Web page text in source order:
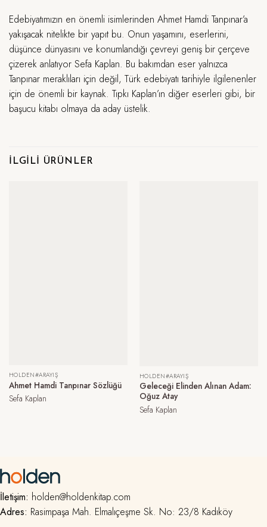
Edebiyatımızın en önemli isimlerinden Ahmet Hamdi Tanpınar’a
yakışacak nitelikte bir yapıt bu. Onun yaşamını, eserlerini,
düşünce dünyasını ve konumlandığı çevreyi geniş bir çerçeve
çizerek anlatıyor Sefa Kaplan. Bu bakımdan eser yalnızca
Tanpınar meraklıları için değil, Türk edebiyatı tarihiyle ilgilenenler
için de önemli bir kaynak. Tıpkı Kaplan’ın diğer eserleri gibi, bir
başucu kitabı olmaya da aday üstelik.
İLGILI ÜRÜNLER
HOLDEN#ARAYIŞ
Ahmet Hamdi Tanpınar Sözlüğü
Sefa Kaplan
HOLDEN#ARAYIŞ
Geleceği Elinden Alınan Adam:
Oğuz Atay
Sefa Kaplan
İletişim: holden@holdenkitap.com
Adres: Rasimpaşa Mah. Elmalıçeşme Sk. No: 23/8 Kadıköy